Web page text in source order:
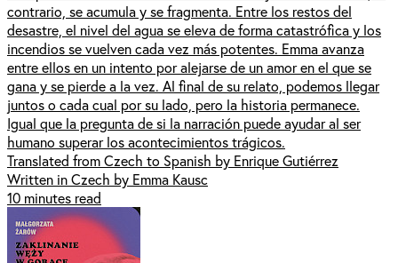
contrario, se acumula y se fragmenta. Entre los restos del
desastre, el nivel del agua se eleva de forma catastrófica y los
incendios se vuelven cada vez más potentes. Emma avanza
entre ellos en un intento por alejarse de un amor en el que se
gana y se pierde a la vez. Al final de su relato, podemos llegar
juntos o cada cual por su lado, pero la historia permanece.
Igual que la pregunta de si la narración puede ayudar al ser
humano superar los acontecimientos trágicos.
Translated from Czech to Spanish by Enrique Gutiérrez
Written in Czech by Emma Kausc
10 minutes read